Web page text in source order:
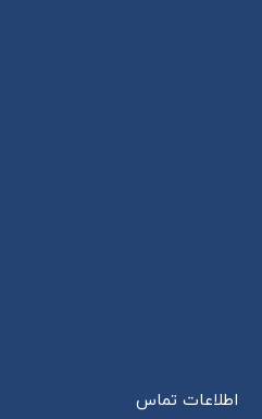
اطلاعات تماس